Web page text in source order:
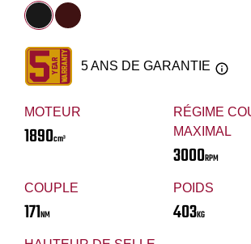
MOTEUR
1890cm³
RÉGIME
MAXIMAL
3000RPM
COUPLE
171NM
POIDS
403KG
5 ANS DE GARANTIE